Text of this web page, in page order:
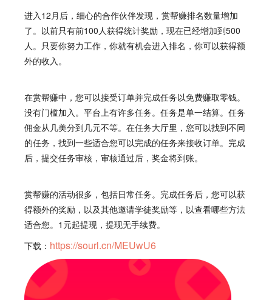
进入12月后，细心的合作伙伴发现， 赏帮赚排名数量增加
了。以前只有前100人获得统计奖励，现在已经增加到500
人。只要你努力工作，你就有机会进入排名，你可以获得额
外的收入。
在赏帮赚中，您可以接受订单并完成任务以免费赚取零钱。
没有门槛加入。平台上有许多任务。任务是单一结算。任务
佣金从几美分到几元不等。在任务大厅里，您可以找到不同
的任务，找到一些适合您可以完成的任务来接收订单。完成
后，提交任务审核，审核通过后，奖金将到账。
赏帮赚的活动很多，包括日常任务。完成任务后，您可以获
得额外的奖励，以及其他邀请学徒奖励等，以查看哪些方法
适合您。 1元起提现，提现无手续费。
下载： https://sourl.cn/MEUwU6